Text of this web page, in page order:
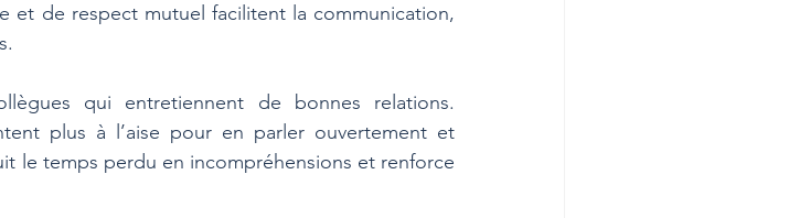
et de respect mutuel facilitent la communication,
qui entretiennent de bonnes relations.
plus à l’aise pour en parler ouvertement et
le temps perdu en incompréhensions et renforce